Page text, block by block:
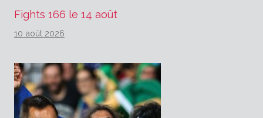
Fights 166 le 14 août
10 août 2026